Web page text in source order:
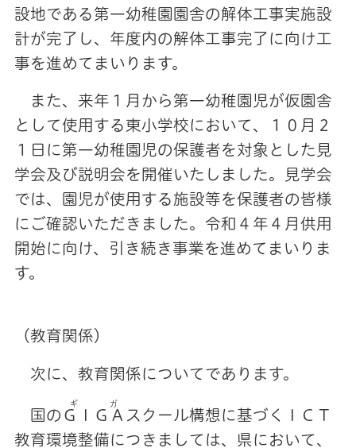
設地である第一幼稚園園舎の解体工事実施設
計が完了し、年度内の解体工事完了に向け工
事を進めてまいります。
また、来年１月から第一幼稚園児が仮園舎
として使用する東小学校において、１０月２
１日に第一幼稚園児の保護者を対象とした見
学会及び説明会を開催いたしました。見学会
では、園児が使用する施設等を保護者の皆様
にご確認いただきました。令和４年４月供用
開始に向け、引き続き事業を進めてまいりま
す。
（教育関係）
次に、教育関係についてであります。
国の ＧＩＧＡ
ギガ
スクール構想に基づくＩＣＴ
教育環境整備につきましては、県において、